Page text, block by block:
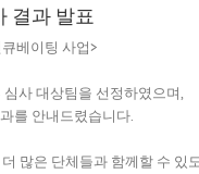
결과 발표
베이팅 사업>
사 대상팀을 선정하였으며,
를 안내드렸습니다.
많은 단체들과 함께할 수 있